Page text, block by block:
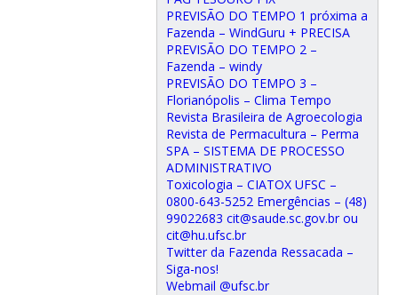
PREVISÃO DO TEMPO 1 próxima a
Fazenda – WindGuru + PRECISA
PREVISÃO DO TEMPO 2 –
Fazenda – windy
PREVISÃO DO TEMPO 3 –
Florianópolis – Clima Tempo
Revista Brasileira de Agroecologia
Revista de Permacultura – Perma
SPA – SISTEMA DE PROCESSO
ADMINISTRATIVO
Toxicologia – CIATOX UFSC –
0800-643-5252 Emergências – (48)
99022683 cit@saude.sc.gov.br ou
cit@hu.ufsc.br
Twitter da Fazenda Ressacada –
Siga-nos!
Webmail @ufsc.br